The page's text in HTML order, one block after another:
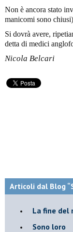
Non è ancora stato
manicomi sono
Si dovrà avere,
detta di medici
Nicola Belcari
Articoli dal Blog
La fine del
Sono loro